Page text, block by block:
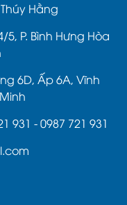
Hằng
5, P. Bình Hưng Hòa
6D, Ấp 6A, Vĩnh
931 - 0987 721 931